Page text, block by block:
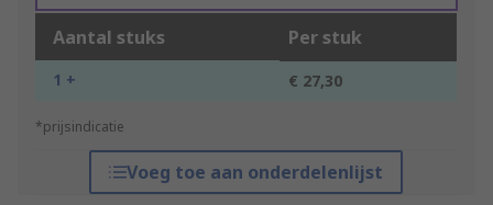
Aantal stuks Per stuk
1 + € 27,30
*prijsindicatie
Voeg toe aan onderdelenlijst